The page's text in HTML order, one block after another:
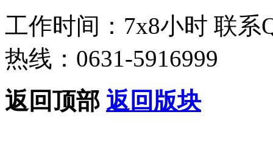
工作时间：7x8小时 联系
热线：0631-5916999
返回顶部 返回版块